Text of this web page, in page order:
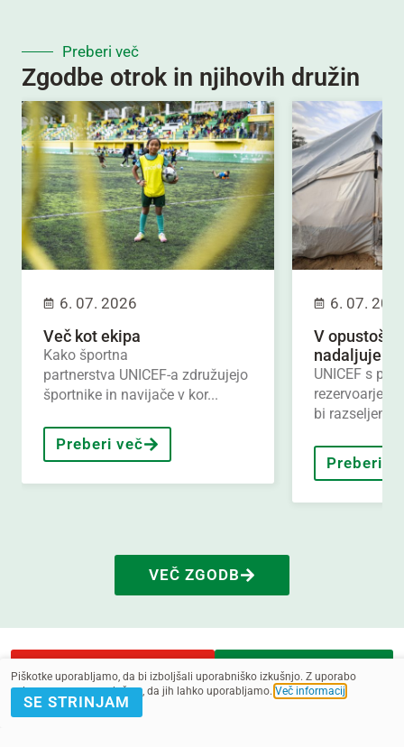
Preberi več
Zgodbe otrok in njihovih družin
6. 07. 2026
Več kot ekipa
Kako športna
partnerstva UNICEF-a združujejo
športnike in navijače v kor...
Preberi več
6. 07.
V
nadaljuje
UNICEF s
rezervoarje
bi
Preberi
VEČ ZGODB
POMAGAJ Z
DONACIJO
PRIJAVA E-
NOVICE
Piškotke uporabljamo, da bi izboljšali uporabniško izkušnjo. Z uporabo
spletnega mesta soglašate, da jih lahko uporabljamo. Več informacij
SE STRINJAM
PRIJAVI SE NA E-NOVICE